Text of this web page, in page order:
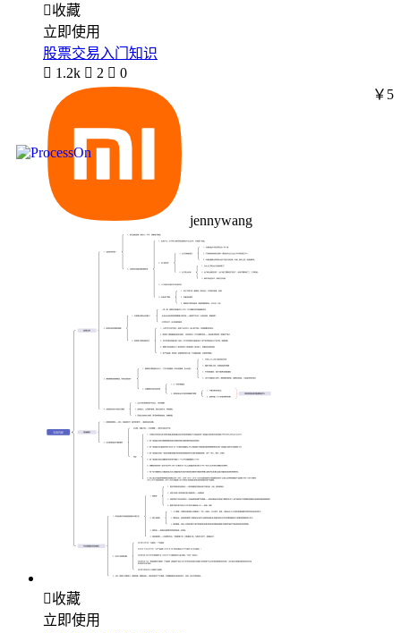
收藏
立即使用
股票交易入门知识
 1.2k  2  0
jennywang
￥5
收藏
立即使用